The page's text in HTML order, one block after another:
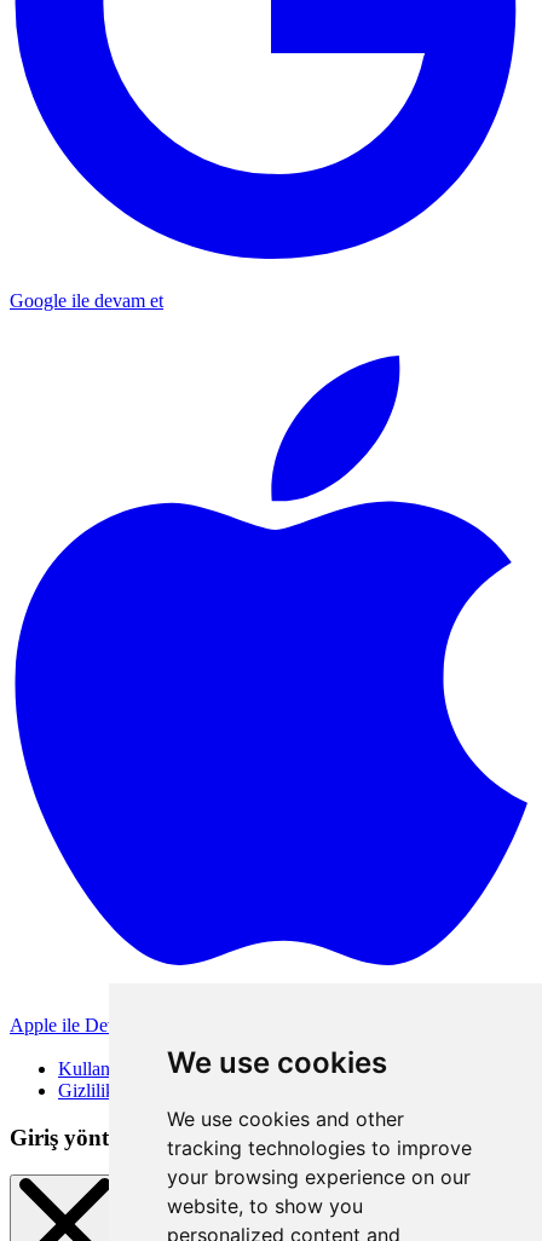
We use cookies
We use cookies and other
tracking technologies to improve
your browsing experience on our
website, to show you
personalized content and
Google ile devam et
Apple ile Devam Et
Kullanım Koşulları
Gizlilik Politikası
Giriş yöntemleri